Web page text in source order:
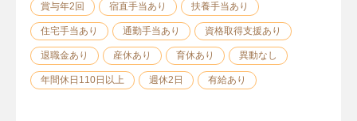
賞与年2回 宿直手当あり 扶養手当あり
住宅手当あり 通勤手当あり 資格取得支援あり
退職金あり 産休あり 育休あり 異動なし
年間休日110日以上 週休2日 有給あり